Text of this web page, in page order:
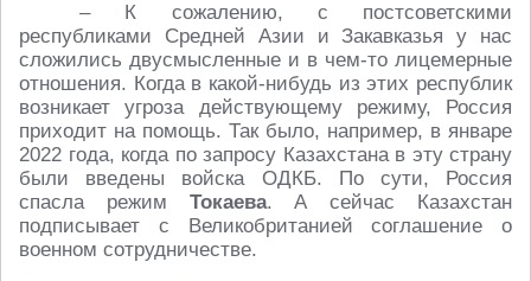
– К сожалению, с постсоветскими
республиками Средней Азии и Закавказья у нас
сложились двусмысленные и в чем-то лицемерные
отношения. Когда в какой-нибудь из этих республик
возникает угроза действующему режиму, Россия
приходит на помощь. Так было, например, в январе
2022 года, когда по запросу Казахстана в эту страну
были введены войска ОДКБ. По сути, Россия
спасла режим Токаева. А сейчас Казахстан
подписывает с Великобританией соглашение о
военном сотрудничестве.